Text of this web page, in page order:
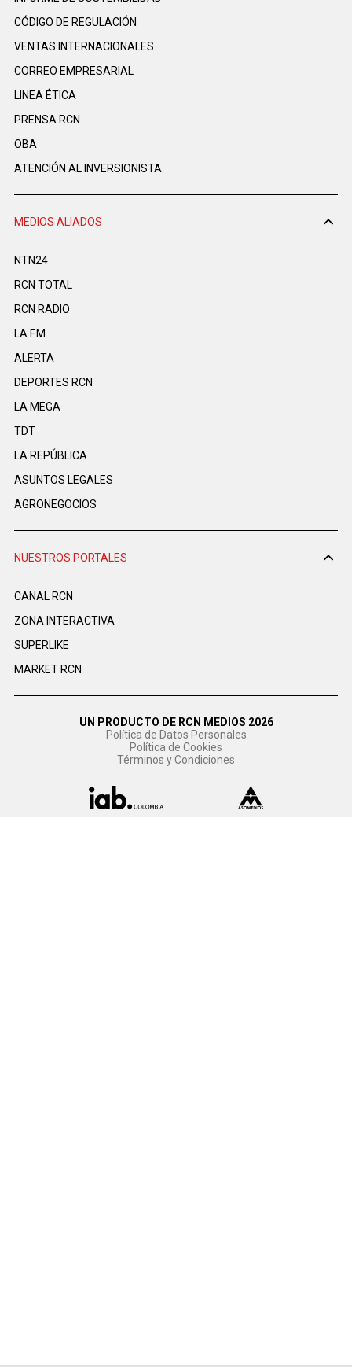
CÓDIGO DE REGULACIÓN
VENTAS INTERNACIONALES
CORREO EMPRESARIAL
LINEA ÉTICA
PRENSA RCN
OBA
ATENCIÓN AL INVERSIONISTA
MEDIOS ALIADOS
NTN24
RCN TOTAL
RCN RADIO
LA F.M.
ALERTA
DEPORTES RCN
LA MEGA
TDT
LA REPÚBLICA
ASUNTOS LEGALES
AGRONEGOCIOS
NUESTROS PORTALES
CANAL RCN
ZONA INTERACTIVA
SUPERLIKE
MARKET RCN
UN PRODUCTO DE RCN MEDIOS 2026
Política de Datos Personales
Política de Cookies
Términos y Condiciones